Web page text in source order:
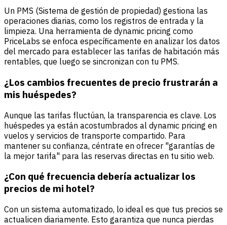
Un PMS (Sistema de gestión de propiedad) gestiona las
operaciones diarias, como los registros de entrada y la
limpieza. Una herramienta de dynamic pricing como
PriceLabs se enfoca específicamente en analizar los datos
del mercado para establecer las tarifas de habitación más
rentables, que luego se sincronizan con tu PMS.
¿Los cambios frecuentes de precio frustrarán a
mis huéspedes?
Aunque las tarifas fluctúan, la transparencia es clave. Los
huéspedes ya están acostumbrados al dynamic pricing en
vuelos y servicios de transporte compartido. Para
mantener su confianza, céntrate en ofrecer "garantías de
la mejor tarifa" para las reservas directas en tu sitio web.
¿Con qué frecuencia debería actualizar los
precios de mi hotel?
Con un sistema automatizado, lo ideal es que tus precios se
actualicen diariamente. Esto garantiza que nunca pierdas